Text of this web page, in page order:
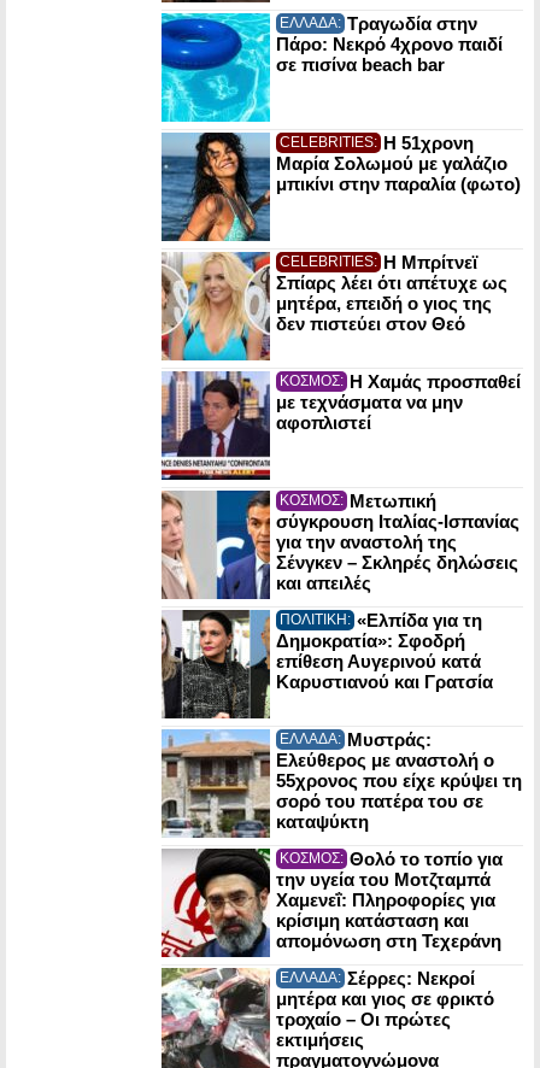
ΕΛΛΑΔΑ: Τραγωδία στην
Πάρο: Νεκρό 4χρονο παιδί
σε πισίνα beach bar
CELEBRITIES: Η 51χρονη
Μαρία Σολωμού με γαλάζιο
μπικίνι στην παραλία (φωτο)
CELEBRITIES: Η Μπρίτνεϊ
Σπίαρς λέει ότι απέτυχε ως
μητέρα, επειδή ο γιος της
δεν πιστεύει στον Θεό
ΚΟΣΜΟΣ: Η Χαμάς προσπαθεί
με τεχνάσματα να μην
αφοπλιστεί
ΚΟΣΜΟΣ: Μετωπική
σύγκρουση Ιταλίας-Ισπανίας
για την αναστολή της
Σένγκεν – Σκληρές δηλώσεις
και απειλές
ΠΟΛΙΤΙΚΗ: «Ελπίδα για τη
Δημοκρατία»: Σφοδρή
επίθεση Αυγερινού κατά
Καρυστιανού και Γρατσία
ΕΛΛΑΔΑ: Μυστράς:
Ελεύθερος με αναστολή ο
55χρονος που είχε κρύψει τη
σορό του πατέρα του σε
καταψύκτη
ΚΟΣΜΟΣ: Θολό το τοπίο για
την υγεία του Μοτζταμπά
Χαμενεΐ: Πληροφορίες για
κρίσιμη κατάσταση και
απομόνωση στη Τεχεράνη
ΕΛΛΑΔΑ: Σέρρες: Νεκροί
μητέρα και γιος σε φρικτό
τροχαίο – Οι πρώτες
εκτιμήσεις
πραγματογνώμονα